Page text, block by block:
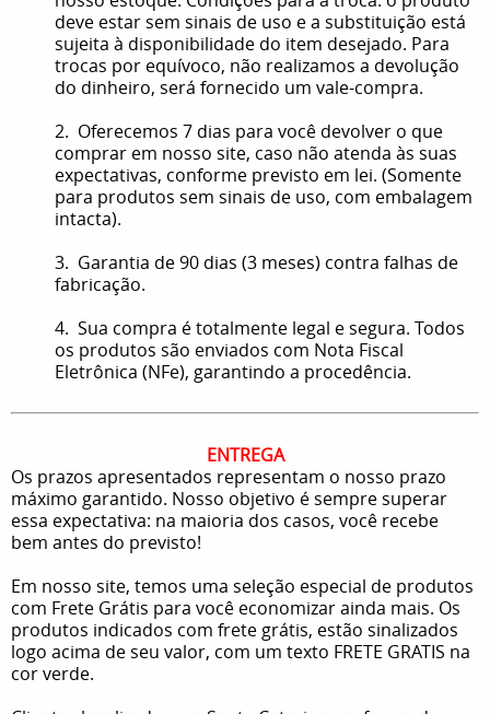
deve estar sem sinais de uso e a substituição está
sujeita à disponibilidade do item desejado. Para
trocas por equívoco, não realizamos a devolução
do dinheiro, será fornecido um vale-compra.
2. Oferecemos 7 dias para você devolver o que
comprar em nosso site, caso não atenda às suas
expectativas, conforme previsto em lei. (Somente
para produtos sem sinais de uso, com embalagem
intacta).
3. Garantia de 90 dias (3 meses) contra falhas de
fabricação.
4. Sua compra é totalmente legal e segura. Todos
os produtos são enviados com Nota Fiscal
Eletrônica (NFe), garantindo a procedência.
ENTREGA
Os prazos apresentados representam o nosso prazo
máximo garantido. Nosso objetivo é sempre superar
essa expectativa: na maioria dos casos, você recebe
bem antes do previsto!
Em nosso site, temos uma seleção especial de produtos
com Frete Grátis para você economizar ainda mais. Os
produtos indicados com frete grátis, estão sinalizados
logo acima de seu valor, com um texto FRETE GRATIS na
cor verde.